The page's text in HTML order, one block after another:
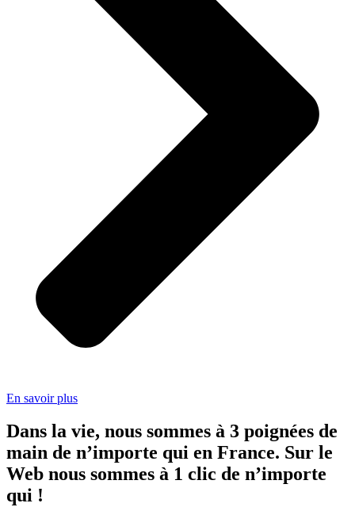
En savoir plus
Dans la vie, nous sommes à 3 poignées de
main de n’importe qui en France. Sur le
Web nous sommes à 1 clic de n’importe
qui !